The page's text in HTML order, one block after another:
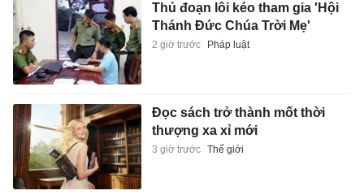
Thủ đoạn lôi kéo tham gia 'Hội
Thánh Đức Chúa Trời Mẹ'
2 giờ trước Pháp luật
Đọc sách trở thành mốt thời
thượng xa xỉ mới
3 giờ trước Thế giới